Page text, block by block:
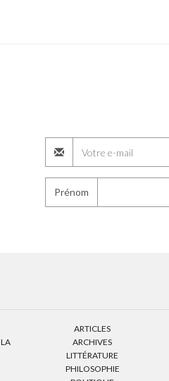
Prénom
ARTICLES
ARCHIVES
LITTÉRATURE
PHILOSOPHIE